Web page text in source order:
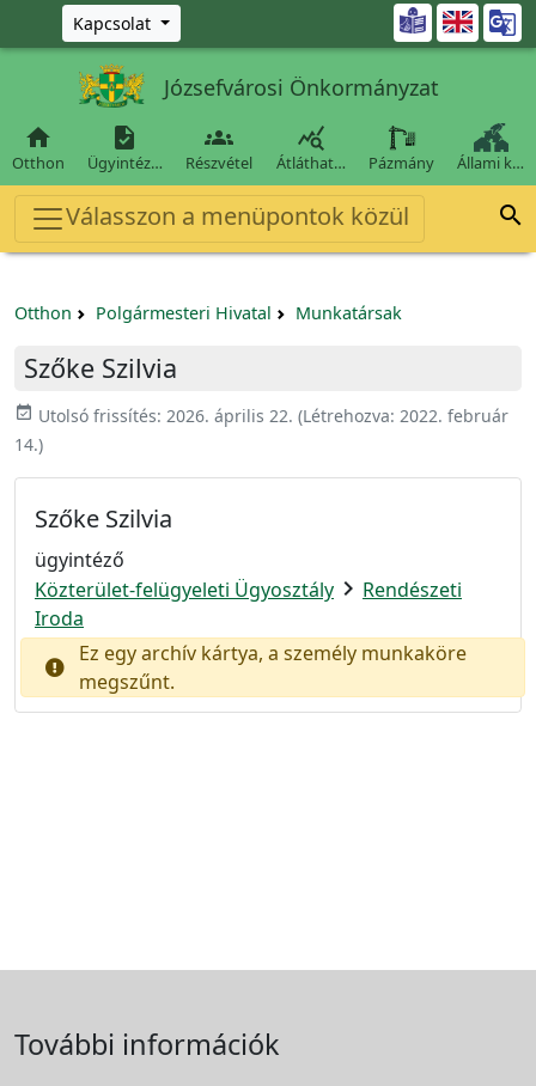
Ugrás a fő tartalomra
Kapcsolat 
Józsefvárosi Önkormányzat

Otthon

Ügyintéz…

Részvétel

Átláthat… Pázmány Állami k…
Válasszon a menüpontok közül 
Otthon Polgármesteri Hivatal Munkatársak
Szőke Szilvia
event_available Utolsó frissítés: 2026. április 22. (Létrehozva: 2022. február
14.)
Szőke Szilvia
ügyintéző
Közterület-felügyeleti Ügyosztály chevron_right Rendészeti
Iroda
Ez egy archív kártya, a személy munkaköre
megszűnt.
További információk